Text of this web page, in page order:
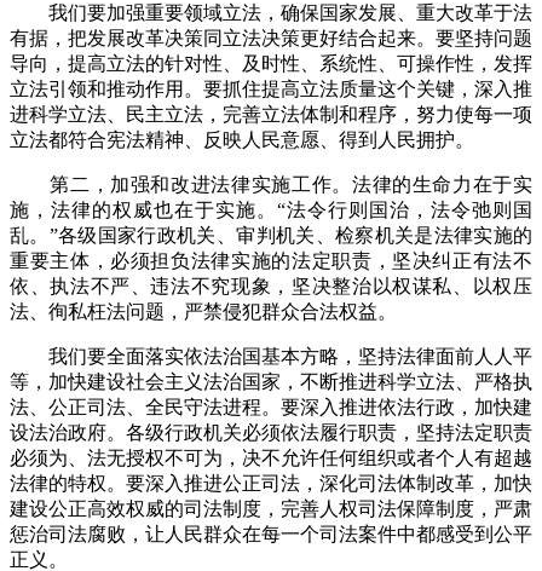
我们要加强重要领域立法，确保国家发展、重大改革于法
有据，把发展改革决策同立法决策更好结合起来。要坚持问题
导向，提高立法的针对性、及时性、系统性、可操作性，发挥
立法引领和推动作用。要抓住提高立法质量这个关键，深入推
进科学立法、民主立法，完善立法体制和程序，努力使每一项
立法都符合宪法精神、反映人民意愿、得到人民拥护。
第二，加强和改进法律实施工作。法律的生命力在于实
施，法律的权威也在于实施。“法令行则国治，法令弛则国
乱。”各级国家行政机关、审判机关、检察机关是法律实施的
重要主体，必须担负法律实施的法定职责，坚决纠正有法不
依、执法不严、违法不究现象，坚决整治以权谋私、以权压
法、徇私枉法问题，严禁侵犯群众合法权益。
我们要全面落实依法治国基本方略，坚持法律面前人人平
等，加快建设社会主义法治国家，不断推进科学立法、严格执
法、公正司法、全民守法进程。要深入推进依法行政，加快建
设法治政府。各级行政机关必须依法履行职责，坚持法定职责
必须为、法无授权不可为，决不允许任何组织或者个人有超越
法律的特权。要深入推进公正司法，深化司法体制改革，加快
建设公正高效权威的司法制度，完善人权司法保障制度，严肃
惩治司法腐败，让人民群众在每一个司法案件中都感受到公平
正义。